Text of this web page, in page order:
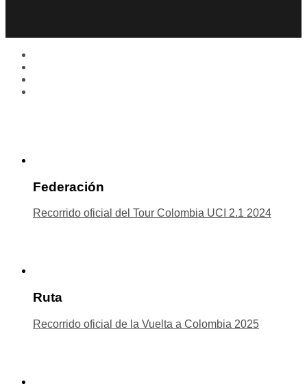
Federación
Recorrido oficial del Tour Colombia UCI 2.1 2024
Ruta
Recorrido oficial de la Vuelta a Colombia 2025